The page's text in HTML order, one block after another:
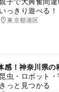
いっきり遊べる！
東京都港区
感！神奈川県の
昆虫・ロボット
きっと見つかる